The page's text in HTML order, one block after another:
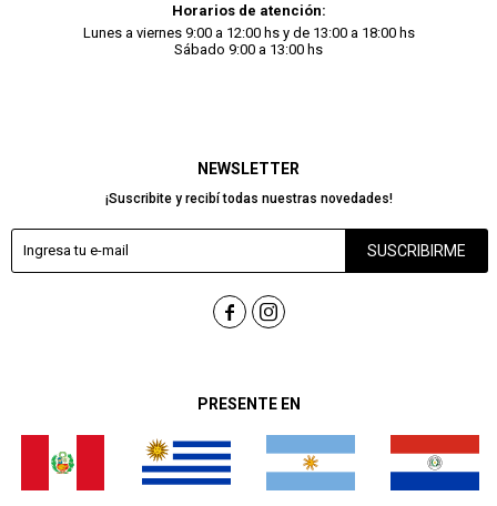
PRESENTE EN
NEWSLETTER
¡Suscribite y recibí todas nuestras novedades!
SUSCRIBIRME
 
Horarios de atención:
Lunes a viernes 9:00 a 12:00 hs y de 13:00 a 18:00 hs
Sábado 9:00 a 13:00 hs